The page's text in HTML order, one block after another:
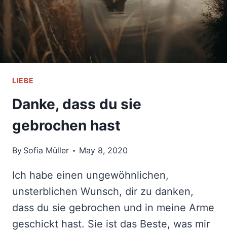
LIEBT,
SOLLTEST
DU
DAS
HIER
LIEBE
Danke, dass du sie
gebrochen hast
By Sofia Müller May 8, 2020
Ich habe einen ungewöhnlichen,
unsterblichen Wunsch, dir zu danken,
dass du sie gebrochen und in meine Arme
geschickt hast. Sie ist das Beste, was mir